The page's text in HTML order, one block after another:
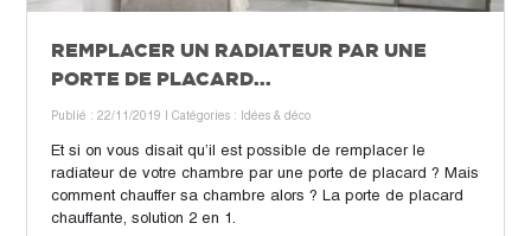
REMPLACER UN RADIATEUR PAR UNE
PORTE DE PLACARD...
Publié : 22/11/2019 | Catégories : Idées & déco
Et si on vous disait qu’il est possible de remplacer le
radiateur de votre chambre par une porte de placard ? Mais
comment chauffer sa chambre alors ? La porte de placard
chauffante, solution 2 en 1.